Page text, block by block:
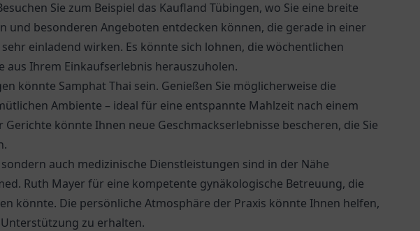
Sie zum Beispiel das Kaufland Tübingen, wo Sie eine breite
und besonderen Angeboten entdecken können, die gerade in einer
einladend wirken. Es könnte sich lohnen, die wöchentlichen
aus Ihrem Einkaufserlebnis herauszuholen.
könnte Samphat Thai sein. Genießen Sie möglicherweise die
Ambiente – ideal für eine entspannte Mahlzeit nach einem
könnte Ihnen neue Geschmackserlebnisse bescheren, die Sie
auch medizinische Dienstleistungen sind in der Nähe
Ruth Mayer für eine kompetente gynäkologische Betreuung, die
könnte. Die persönliche Atmosphäre der Praxis könnte Ihnen helfen,
zu erhalten.